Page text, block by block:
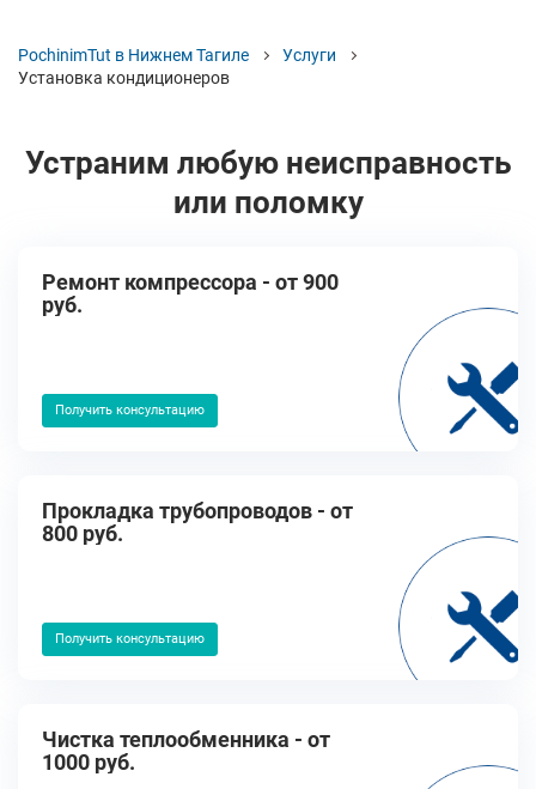
PochinimTut в Нижнем Тагиле
Услуги
Установка кондиционеров
Устраним любую неисправность
или поломку
Ремонт компрессора - от 900
руб.
Получить консультацию
Прокладка трубопроводов - от
800 руб.
Получить консультацию
Чистка теплообменника - от
1000 руб.